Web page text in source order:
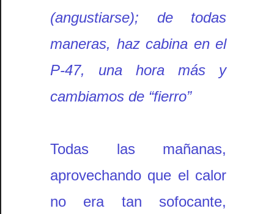
(angustiarse); de todas
maneras, haz cabina en el
P-47, una hora más y
cambiamos de “fierro”
Todas las mañanas,
aprovechando que el calor
no era tan sofocante,